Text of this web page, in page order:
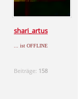
shari_artus
... ist OFFLINE
Beiträge: 158